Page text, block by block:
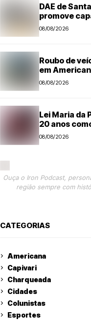
DAE de
promove
técnica e
08/08/2026
Roubo de
em
semestre
08/08/2026
Lei Maria da
20 anos
proteção às
08/08/2026
Ouça o Iron Podcast,
região sempre com
CATEGORIAS
Americana
Capivari
Charqueada
Cidades
Colunistas
Esportes